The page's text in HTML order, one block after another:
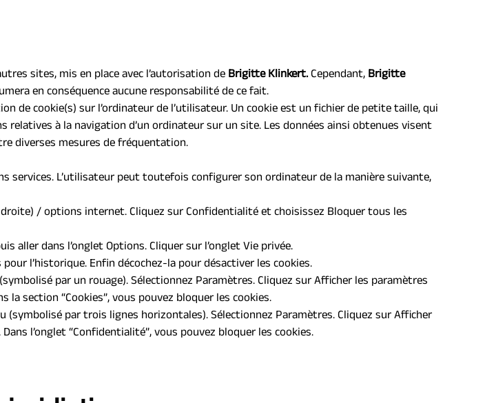
sites, mis en place avec l’autorisation de Brigitte Klinkert. Cependant, Brigitte
en conséquence aucune responsabilité de ce fait.
de cookie(s) sur l’ordinateur de l’utilisateur. Un cookie est un fichier de petite taille, qui
à la navigation d’un ordinateur sur un site. Les données ainsi obtenues visent
diverses mesures de fréquentation.
services. L’utilisateur peut toutefois configurer son ordinateur de la manière suivante,
/ options internet. Cliquez sur Confidentialité et choisissez Bloquer tous les
aller dans l’onglet Options. Cliquer sur l’onglet Vie privée.
l’historique. Enfin décochez-la pour désactiver les cookies.
par un rouage). Sélectionnez Paramètres. Cliquez sur Afficher les paramètres
la section “Cookies”, vous pouvez bloquer les cookies.
par trois lignes horizontales). Sélectionnez Paramètres. Cliquez sur Afficher
l’onglet “Confidentialité”, vous pouvez bloquer les cookies.